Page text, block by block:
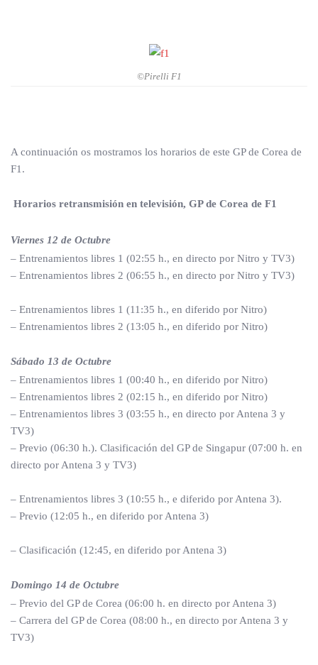
©Pirelli F1
A continuación os mostramos los horarios de este GP de Corea de
F1.
Horarios retransmisión en televisión, GP de Corea de F1
Viernes 12 de Octubre
– Entrenamientos libres 1 (02:55 h., en directo por Nitro y TV3)
– Entrenamientos libres 2 (06:55 h., en directo por Nitro y TV3)
– Entrenamientos libres 1 (11:35 h., en diferido por Nitro)
– Entrenamientos libres 2 (13:05 h., en diferido por Nitro)
Sábado 13 de Octubre
– Entrenamientos libres 1 (00:40 h., en diferido por Nitro)
– Entrenamientos libres 2 (02:15 h., en diferido por Nitro)
– Entrenamientos libres 3 (03:55 h., en directo por Antena 3 y
TV3)
– Previo (06:30 h.). Clasificación del GP de Singapur (07:00 h. en
directo por Antena 3 y TV3)
– Entrenamientos libres 3 (10:55 h., e diferido por Antena 3).
– Previo (12:05 h., en diferido por Antena 3)
– Clasificación (12:45, en diferido por Antena 3)
Domingo 14 de Octubre
– Previo del GP de Corea (06:00 h. en directo por Antena 3)
– Carrera del GP de Corea (08:00 h., en directo por Antena 3 y
TV3)